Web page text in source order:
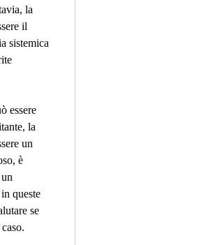
la
il
sistemica
essere
la
un
è
queste
se